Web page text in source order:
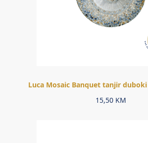
Luca Mosaic Banquet tanjir
15,50 KM